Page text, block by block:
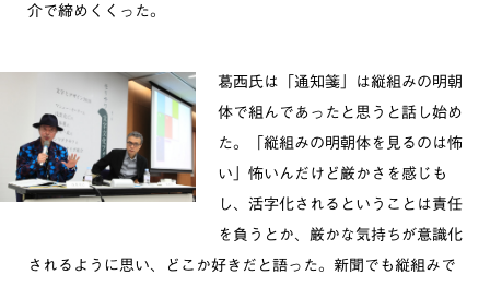
介で締めくくった。
葛西氏は「通知箋」は縦組みの明朝
体で組んであったと思うと話し始め
た。「縦組みの明朝体を見るのは怖
い」怖いんだけど厳かさを感じも
し、活字化されるということは責任
を負うとか、厳かな気持ちが意識化
されるように思い、どこか好きだと語った。新聞でも縦組みで